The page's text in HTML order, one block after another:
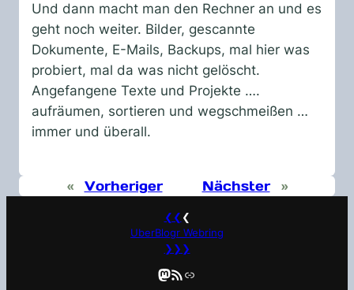
Und dann macht man den Rechner an und es
geht noch weiter. Bilder, gescannte
Dokumente, E-Mails, Backups, mal hier was
probiert, mal da was nicht gelöscht.
Angefangene Texte und Projekte ….
aufräumen, sortieren und wegschmeißen …
immer und überall.
« Vorheriger Nächster »
❮❮ ❮
UberBlogr Webring
❯❯❯
Mastodon RSS-Feed Link